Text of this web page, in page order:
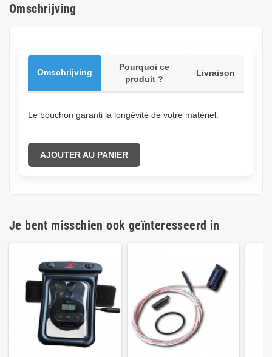
Omschrijving
Omschrijving
Pourquoi ce
produit ?
Livraison
Le bouchon garanti la longévité de votre matériel.
AJOUTER AU PANIER
Je bent misschien ook geïnteresseerd in